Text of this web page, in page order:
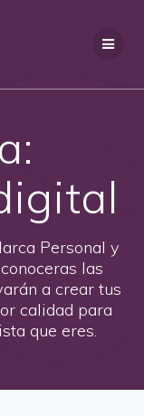
Personal y
las
a crear tus
calidad para
que eres.